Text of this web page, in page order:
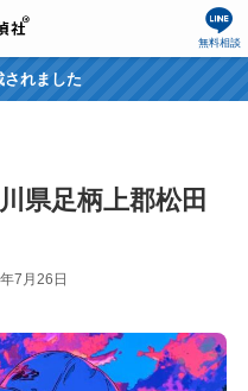
無料相談
れました
県足柄上郡松田
7月26日